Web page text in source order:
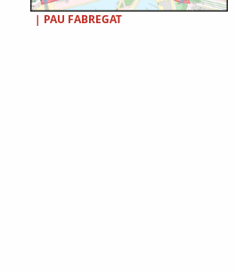
| PAU FABREGAT